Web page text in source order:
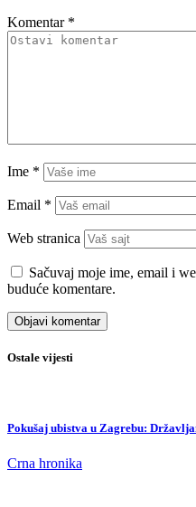
Komentar *
Ime *
Email *
Web stranica
Sačuvaj moje ime, email i
buduće komentare.
Ostale vijesti
Pokušaj ubistva u Zagrebu:
Crna hronika